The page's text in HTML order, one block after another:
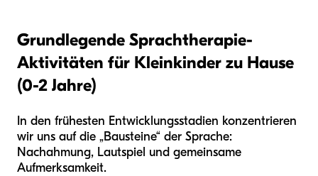
Grundlegende Sprachtherapie-
Aktivitäten für Kleinkinder zu Hause
(0-2 Jahre)
In den frühesten Entwicklungsstadien konzentrieren
wir uns auf die „Bausteine“ der Sprache:
Nachahmung, Lautspiel und gemeinsame
Aufmerksamkeit.